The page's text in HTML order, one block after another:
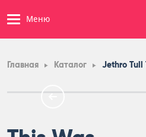
Меню
Главная Каталог Jethro Tull